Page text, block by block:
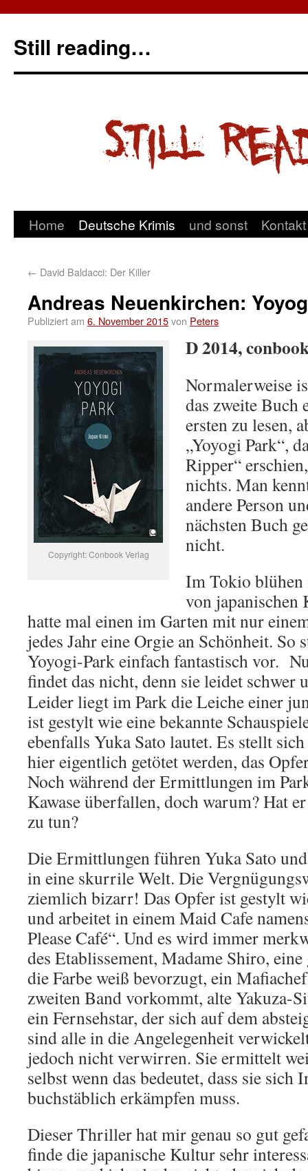
Still reading…
Home Deutsche Krimis und sonst Kontakt
← David Baldacci: Der Killer
Andreas Neuenkirchen:
Publiziert am 6. November 2015von Peters
Copyright: Conbook Verlag
D 2014,
Normalerweise
das zweite Buch
ersten zu lesen,
„Yoyogi Park“,
Ripper“
nichts. Man
andere Person
nächsten Buch
nicht.
Im Tokio
von japanischen
hatte mal einen im Garten mit nur
jedes Jahr eine Orgie an Schönheit. So
Yoyogi-Park einfach fantastisch vor.
findet das nicht, denn sie leidet schwer
Leider liegt im Park die Leiche einer
ist gestylt wie eine bekannte
ebenfalls Yuka Sato lautet. Es stellt
hier eigentlich getötet werden, das
Noch während der Ermittlungen im
Kawase überfallen, doch warum? Hat
zu tun?
Die Ermittlungen führen Yuka Sato
in eine skurrile Welt. Die
ziemlich bizarr! Das Opfer ist gestylt
und arbeitet in einem Maid Cafe
Please Café“. Und es wird immer
des Etablissement, Madame Shiro,
die Farbe weiß bevorzugt, ein
zweiten Band vorkommt, alte Yakuza-
ein Fernsehstar, der sich auf dem
sind alle in die Angelegenheit
jedoch nicht verwirren. Sie ermittelt
selbst wenn das bedeutet, dass sie sich
buchstäblich erkämpfen muss.
Dieser Thriller hat mir genau so gut
finde die japanische Kultur sehr